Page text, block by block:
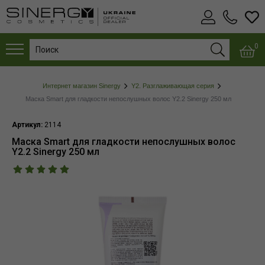
0
Интернет магазин Sinergy
Y2. Разглаживающая серия
Маска Smart для гладкости непослушных волос Y2.2 Sinergy 250 мл
Артикул: 2114
Маска Smart для гладкости непослушных волос
Y2.2 Sinergy 250 мл